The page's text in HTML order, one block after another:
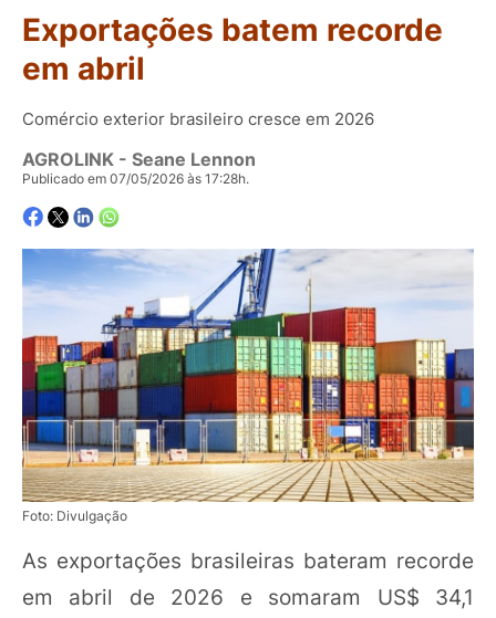
Exportações batem recorde
em abril
Comércio exterior brasileiro cresce em 2026
AGROLINK - Seane Lennon
Publicado em 07/05/2026 às 17:28h.
Foto: Divulgação
As exportações brasileiras bateram recorde
em abril de 2026 e somaram US$ 34,1